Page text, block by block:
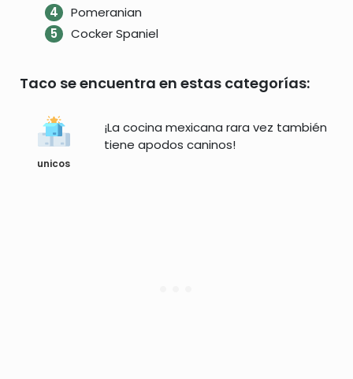
Pomeranian
Cocker Spaniel
Taco se encuentra en estas categorías:
unicos
¡La cocina mexicana rara vez también
tiene apodos caninos!